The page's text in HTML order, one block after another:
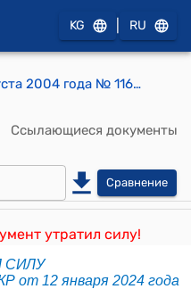
KG RU
Закон КР от 13 августа 2004 года № 116 "Об организациях здравоохранения в Кыргызской Республике"
Ссылающиеся документы
Сравнение
утратил силу!